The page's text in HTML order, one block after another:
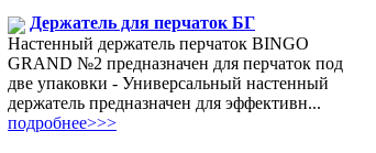
Держатель для перчаток БГ
Настенный держатель перчаток BINGO
GRAND №2 предназначен для перчаток под
две упаковки - Универсальный настенный
держатель предназначен для эффективн...
подробнее>>>